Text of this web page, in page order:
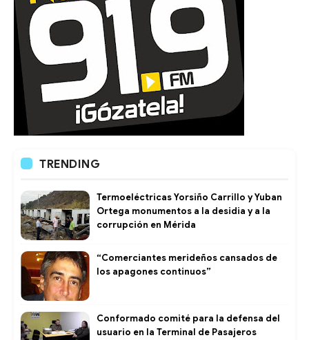
TRENDING
Termoeléctricas Yorsiño Carrillo y Yuban
Ortega monumentos a la desidia y a la
corrupción en Mérida
“Comerciantes merideños cansados de
los apagones continuos”
Conformado comité para la defensa del
usuario en la Terminal de Pasajeros